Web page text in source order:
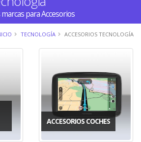
para Accesorios
TECNOLOGÍA ACCESORIOS TECNOLOGÍA
ACCESORIOS COCHES